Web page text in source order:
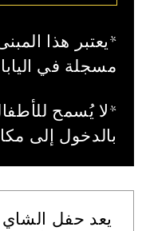
*يعتبر هذا
مسجلة في
بالدخول إلى
يعد حفل الشاي